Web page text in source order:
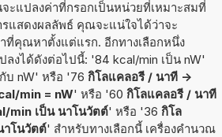
ะแปลงค่าที่กรอกเป็นหน่วยที่เหมาะสมที่
แสดงผลลัพธ์ คุณจะแน่ใจได้ว่าจะ
ที่คุณหาตั้งแต่แรก. อีกทางเลือกหนึ่ง
ลงได้ดังต่อไปนี้: '84 kcal/min เป็น nW'
บ nW' หรือ '76 กิโลแคลอรี / นาที ->
min = nW' หรือ '60 กิโลแคลอรี / นาที
min เป็น นาโนวัตต์' หรือ '36 กิโล
าโนวัตต์' สำหรับทางเลือกนี้ เครื่องคำนวณ